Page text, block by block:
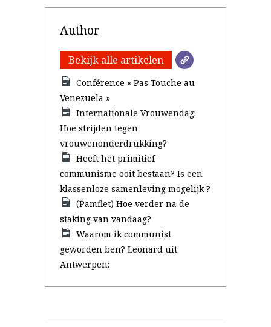
Author
Bekijk alle artikelen
Conférence « Pas Touche au
Venezuela »
Internationale Vrouwendag:
Hoe strijden tegen
vrouwenonderdrukking?
Heeft het primitief
communisme ooit bestaan? Is een
klassenloze samenleving mogelijk ?
(Pamflet) Hoe verder na de
staking van vandaag?
Waarom ik communist
geworden ben? Leonard uit
Antwerpen: